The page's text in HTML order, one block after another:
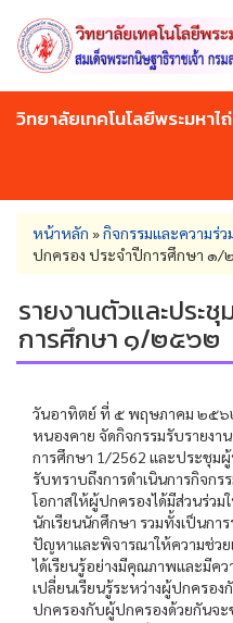
main
content
วิทยาลัยเทคโนโลยีพระมหา
You
are
here
หน้าหลัก »กิจกรรมและความร่ว
ปกครอง ประจำปีการศึกษา ๑
รายงานตัวและประ
การศึกษา ๑/๒๕๖๒
วันอาทิตย์ ที่ ๕ พฤษภาคม ๒๕๖
หนองคาย จัดกิจกรรมรับรายงา
การศึกษา 1/2562 และประชุม
รับทราบถึงการดำเนินการกิจกร
โอกาสให้ผู้ปกครองได้มีส่วนร่ว
นักเรียนนักศึกษา รวมทั้งเป็นกา
ปัญหาและพิจารณาให้ความช่ว
ได้เรียนรู้อย่างมีคุณภาพและมีคว
เปลี่ยนเรียนรู้ระหว่างผู้ปกครอ
ปกครองกับผู้ปกครองด้วยกันจะ